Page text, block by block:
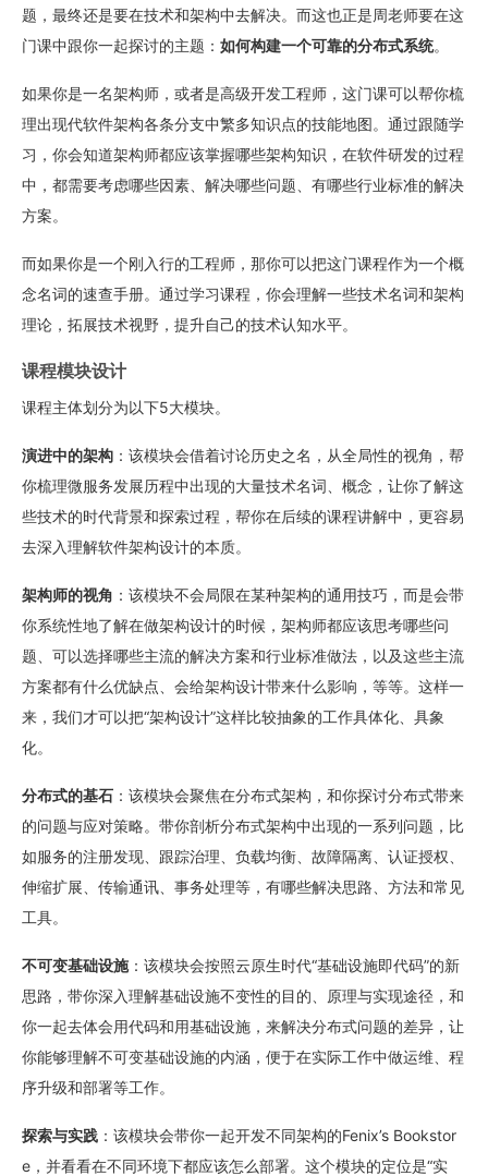
题，最终还是要在技术和架构中去解决。而这也正是周老师要在这
门课中跟你一起探讨的主题： 如何构建一个可靠的分布式系统。
如果你是一名架构师，或者是高级开发工程师，这门课可以帮你梳
理出现代软件架构各条分支中繁多知识点的技能地图。通过跟随学
习，你会知道架构师都应该掌握哪些架构知识，在软件研发的过程
中，都需要考虑哪些因素、解决哪些问题、有哪些行业标准的解决
方案。
而如果你是一个刚入行的工程师，那你可以把这门课程作为一个概
念名词的速查手册。通过学习课程，你会理解一些技术名词和架构
理论，拓展技术视野，提升自己的技术认知水平。
课程模块设计
课程主体划分为以下5大模块。
演进中的架构 ：该模块会借着讨论历史之名，从全局性的视角，帮
你梳理微服务发展历程中出现的大量技术名词、概念，让你了解这
些技术的时代背景和探索过程，帮你在后续的课程讲解中，更容易
去深入理解软件架构设计的本质。
架构师的视角 ：该模块不会局限在某种架构的通用技巧，而是会带
你系统性地了解在做架构设计的时候，架构师都应该思考哪些问
题、可以选择哪些主流的解决方案和行业标准做法，以及这些主流
方案都有什么优缺点、会给架构设计带来什么影响，等等。这样一
来，我们才可以把“架构设计”这样比较抽象的工作具体化、具象
化。
分布式的基石 ：该模块会聚焦在分布式架构，和你探讨分布式带来
的问题与应对策略。带你剖析分布式架构中出现的一系列问题，比
如服务的注册发现、跟踪治理、负载均衡、故障隔离、认证授权、
伸缩扩展、传输通讯、事务处理等，有哪些解决思路、方法和常见
工具。
不可变基础设施：该模块会按照云原生时代“基础设施即代码”的新
思路，带你深入理解基础设施不变性的目的、原理与实现途径，和
你一起去体会用代码和用基础设施，来解决分布式问题的差异，让
你能够理解不可变基础设施的内涵，便于在实际工作中做运维、程
序升级和部署等工作。
探索与实践 ：该模块会带你一起开发不同架构的Fenix’s Bookstor
e，并看看在不同环境下都应该怎么部署。这个模块的定位是“实